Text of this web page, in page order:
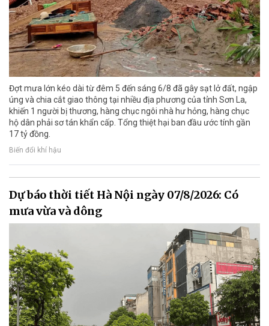
Đợt mưa lớn kéo dài từ đêm 5 đến sáng 6/8 đã gây sạt lở đất, ngập
úng và chia cắt giao thông tại nhiều địa phương của tỉnh Sơn La,
khiến 1 người bị thương, hàng chục ngôi nhà hư hỏng, hàng chục
hộ dân phải sơ tán khẩn cấp. Tổng thiệt hại ban đầu ước tính gần
17 tỷ đồng.
Biến đổi khí hậu
Dự báo thời tiết Hà Nội ngày 07/8/2026: Có
mưa vừa và dông